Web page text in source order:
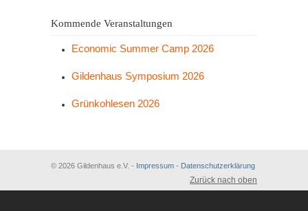
Kommende Veranstaltungen
Economic Summer Camp 2026
Gildenhaus Symposium 2026
Grünkohlesen 2026
© 2026 Gildenhaus e.V. - Impressum - Datenschutzerklärung
Zurück nach oben